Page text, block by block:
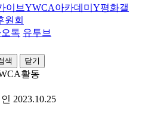
이브YWCA아카데미 Y평화갤
원회
톡 유투브
닫기
활동
2023.10.25